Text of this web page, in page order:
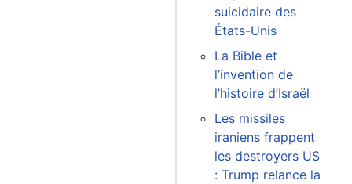
suicidaire des
États-Unis
La Bible et
l’invention de
l’histoire d’Israël
Les missiles
iraniens frappent
les destroyers US
: Trump relance la